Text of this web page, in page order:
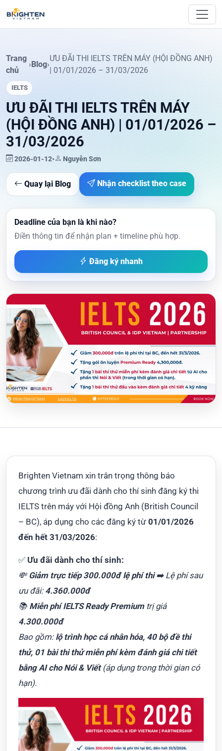
Trang
chủ
› Blog›
ƯU ĐÃI THI IELTS TRÊN MÁY (HỘI ĐỒNG ANH)
| 01/01/2026 – 31/03/2026
IELTS
ƯU ĐÃI THI IELTS TRÊN MÁY
(HỘI ĐỒNG ANH) | 01/01/2026 –
31/03/2026
2026-01-12• Nguyễn Sơn
Quay lại Blog Nhận checklist theo case
Deadline của bạn là khi nào?
Điền thông tin để nhận plan + timeline phù hợp.
Đăng ký nhanh
Brighten Vietnam xin trân trọng thông báo
chương trình ưu đãi dành cho thí sinh đăng ký thi
IELTS trên máy với Hội đồng Anh (British Council
– BC), áp dụng cho các đăng ký từ 01/01/2026
đến hết 31/03/2026:
✅ Ưu đãi dành cho thí sinh:
💸 Giảm trực tiếp 300.000đ lệ phí thi➡️ Lệ phí sau
ưu đãi: 4.360.000đ
📚 Miễn phí IELTS Ready Premiumtrị giá
4.300.000đ
Bao gồm: lộ trình học cá nhân hóa, 40 bộ đề thi
thử, 01 bài thi thử miễn phí kèm đánh giá chi tiết
bằng AI cho Nói & Viết(áp dụng trong thời gian có
hạn).